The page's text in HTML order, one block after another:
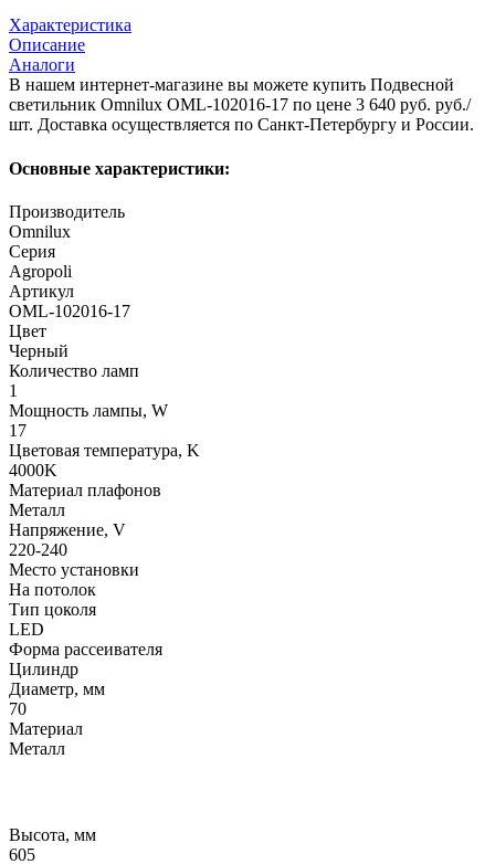
Характеристика
Описание
Аналоги
В нашем интернет-магазине вы можете купить Подвесной
светильник Omnilux OML-102016-17 по цене 3 640 руб. руб./
шт. Доставка осуществляется по Санкт-Петербургу и России.
Основные характеристики:
Производитель
Omnilux
Серия
Agropoli
Артикул
OML-102016-17
Цвет
Черный
Количество ламп
1
Мощность лампы, W
17
Цветовая температура, K
4000K
Материал плафонов
Металл
Напряжение, V
220-240
Место установки
На потолок
Тип цоколя
LED
Форма рассеивателя
Цилиндр
Диаметр, мм
70
Материал
Металл
Высота, мм
605